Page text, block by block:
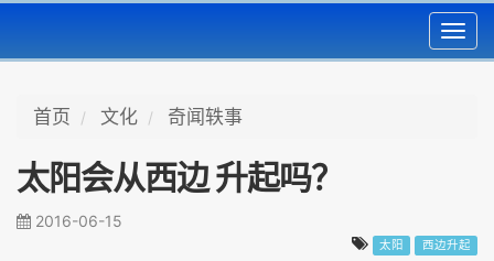
首页 文化 奇闻轶事
太阳会从西边 升起吗？
2016-06-15
太阳 西边升起